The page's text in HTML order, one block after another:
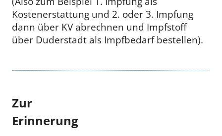
Kostenerstattung und 2. oder 3. Impfung
dann über KV abrechnen und Impfstoff
über Duderstadt als Impfbedarf bestellen).
Zur